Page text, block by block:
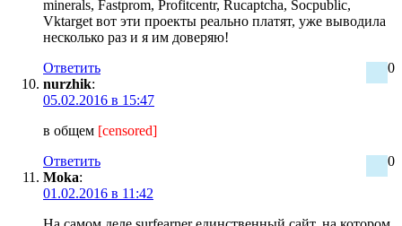
minerals, Fastprom, Profitcentr, Rucaptcha, Socpublic,
Vktarget вот эти проекты реально платят, уже выводила
несколько раз и я им доверяю!
0
Ответить
nurzhik:
05.02.2016 в 15:47
в общем [censored]
0
Ответить
Moka:
01.02.2016 в 11:42